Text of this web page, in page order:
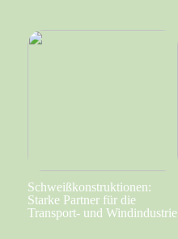
Schweißkonstruktionen:
Starke Partner für die
Transport- und Windindustrie